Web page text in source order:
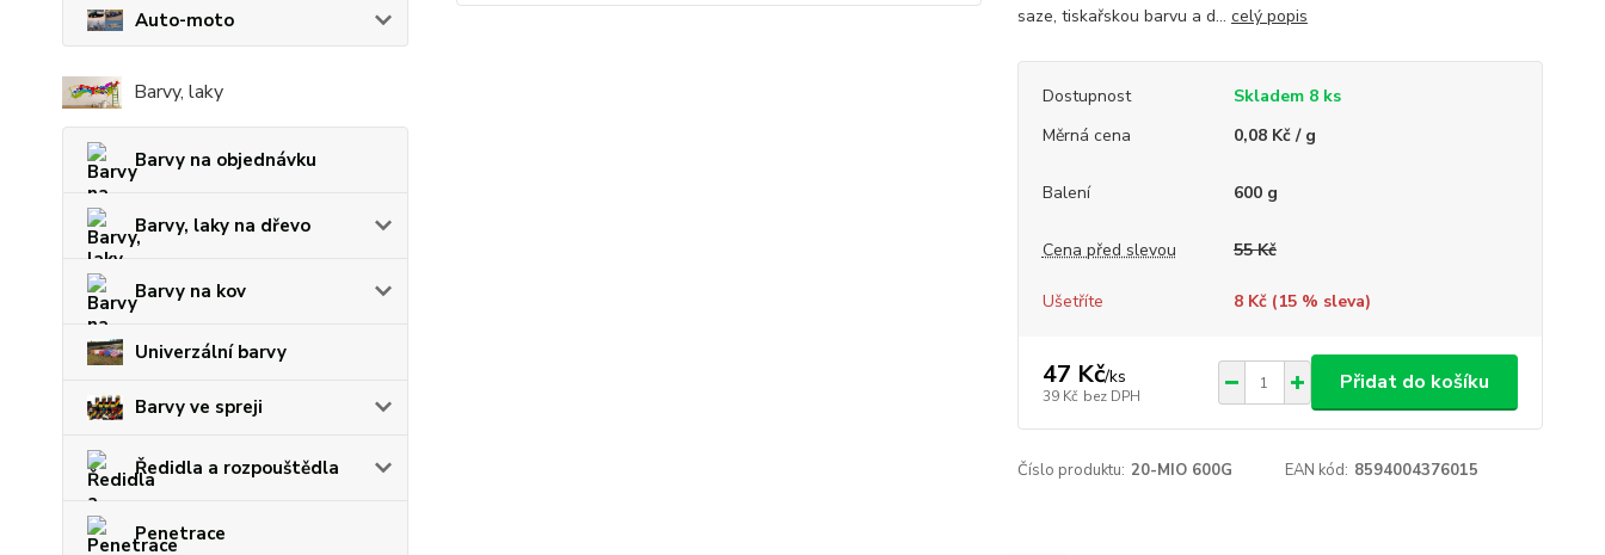
Auto-moto
Barvy, laky
Barvy na objednávku
Barvy, laky na dřevo
Barvy na kov
Univerzální barvy
Barvy ve spreji
Ředidla a rozpouštědla
Penetrace
saze, tiskařskou barvu a d... celý popis
Dostupnost
Skladem 8 ks
Měrná cena
0,08 Kč / g
Balení 600 g
Cena před slevou 55 Kč
Ušetříte 8 Kč (15% sleva)
47 Kč/ks
39 Kč bez DPH
Přidat do košíku
Číslo produktu: 20-MIO 600G EAN kód: 8594004376015